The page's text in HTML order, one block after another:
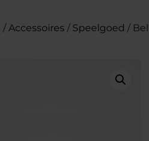
/Accessoires / Speelgoed / Bel